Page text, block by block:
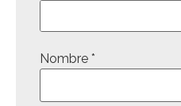
Nombre *